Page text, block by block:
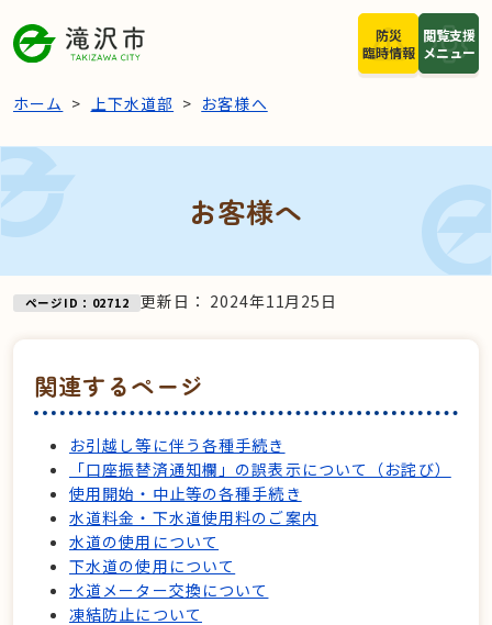
閲覧支援
メニュー
防災
臨時情報
ホーム 上下水道部 お客様へ
お客様へ
ページID：02712 更新日： 2024年11月25日
関連するページ
お引越し等に伴う各種手続き
「口座振替済通知欄」の誤表示について（お詫び）
使用開始・中止等の各種手続き
水道料金・下水道使用料のご案内
水道の使用について
下水道の使用について
水道メーター交換について
凍結防止について